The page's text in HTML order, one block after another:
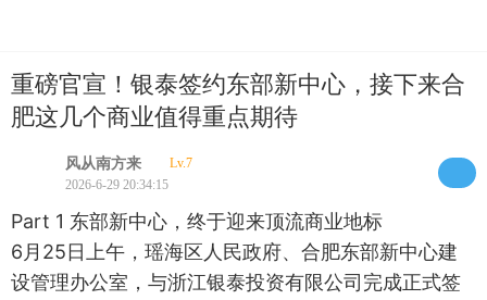
重磅官宣！银泰签约东部新中心，接下来合
肥这几个商业值得重点期待
风从南方来
Lv.7
2026-6-29 20:34:15
Part 1 东部新中心，终于迎来顶流商业地标
6月25日上午，瑶海区人民政府、合肥东部新中心建
设管理办公室，与浙江银泰投资有限公司完成正式签